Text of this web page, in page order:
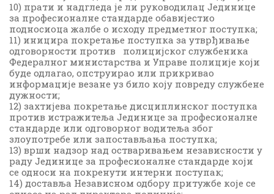
10) прати и надгледа је ли руководилац Јединице
за професионалне стандарде обавијестио
подносиоца жалбе о исходу предметног поступка;
11) иницира покретање поступка за утврђивање
одговорности против полицијског службеника
Федералног министарства и Управе полиције који
буде одлагао, опструирао или прикривао
информације везане уз било коју повреду службене
дужности;
12) захтијева покретање дисциплинског поступка
против истражитеља Јединице за професионалне
стандарде или одговорног водитеља због
злоупотребе или запостављања поступка;
13) врши надзор над остваривањем независности у
раду Јединице за професионалне стандарде који
се односи на покренути интерни поступак;
14) доставља Независном одбору притужбе које се